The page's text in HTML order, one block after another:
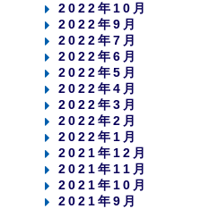
2022年10月
2022年9月
2022年7月
2022年6月
2022年5月
2022年4月
2022年3月
2022年2月
2022年1月
2021年12月
2021年11月
2021年10月
2021年9月